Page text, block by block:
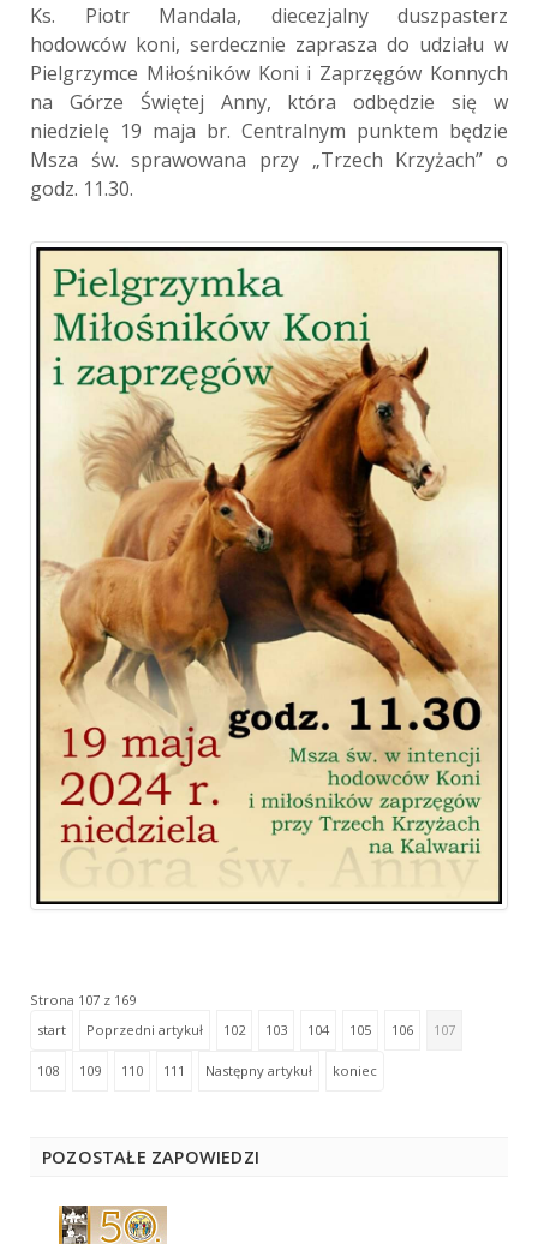
Ks. Piotr Mandala, diecezjalny duszpasterz
hodowców koni, serdecznie zaprasza do udziału w
Pielgrzymce Miłośników Koni i Zaprzęgów Konnych
na Górze Świętej Anny, która odbędzie się w
niedzielę 19 maja br. Centralnym punktem będzie
Msza św. sprawowana przy „Trzech Krzyżach” o
godz. 11.30.
Strona 107 z 169
start
Poprzedni artykuł 102 103 104 105 106 107
108 109 110 111 Następny artykuł koniec
POZOSTAŁE ZAPOWIEDZI